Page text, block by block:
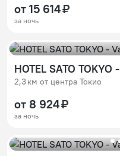
от 15 614 ₽
за ночь
HOTEL SATO
2,3 км от центра Токио
от 8 924 ₽
за ночь